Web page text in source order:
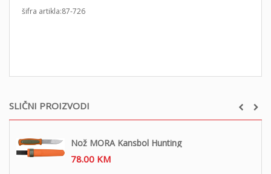
SLIČNI PROIZVODI
Nož MORA Kansbol Hunting
78.00 KM
šifra artikla:87-726